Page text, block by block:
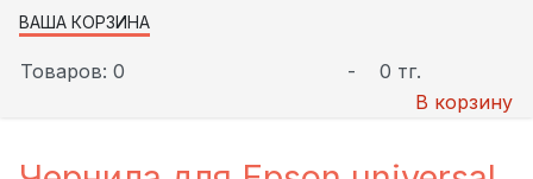
ВАША КОРЗИНА
Товаров: 0 -
0 тг.
В корзину